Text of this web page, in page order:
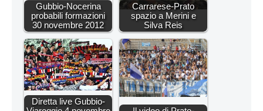
Gubbio-Nocerina
probabili formazioni
30 novembre 2012
Carrarese-Prato
spazio a Merini e
Silva Reis
Diretta live Gubbio-